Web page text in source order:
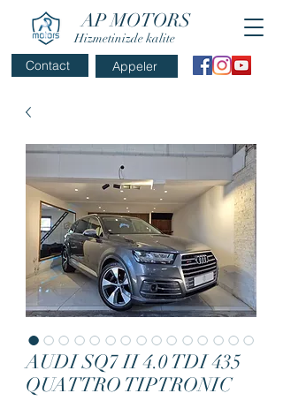
AP MOTORS
Hizmetinizde kalite
Appeler
Contact
AUDI SQ7 II 4.0 TDI 435
QUATTRO TIPTRONIC